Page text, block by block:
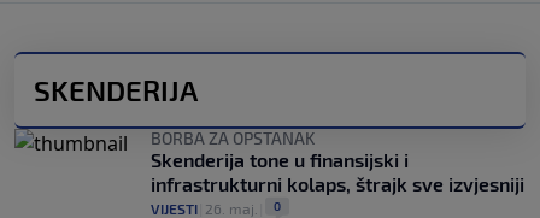
SKENDERIJA
BORBA ZA OPSTANAK
Skenderija tone u finansijski i
infrastrukturni kolaps, štrajk sve izvjesniji
VIJESTI 26. maj. 0